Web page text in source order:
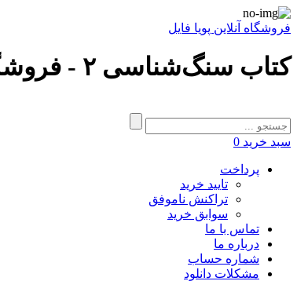
فروشگاه آنلاین پویا فایل
کتاب سنگ‌شناسی ۲ - فروشگاه پویا فایل
سبد خرید 0
پرداخت
تایید خرید
تراکنش ناموفق
سوابق خرید
تماس با ما
درباره ما
شماره حساب
مشکلات دانلود